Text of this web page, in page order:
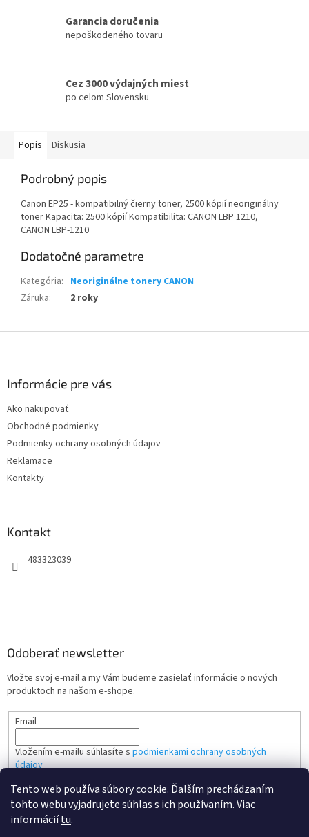
Tento web používa súbory cookie. Ďalším prechádzaním
tohto webu vyjadrujete súhlas s ich používaním. Viac
informáciítu.
Garancia doručenia
nepoškodeného tovaru
Cez 3000 výdajných miest
po celom Slovensku
Popis Diskusia
Podrobný popis
Canon EP25 - kompatibilný čierny toner, 2500 kópií neoriginálny
toner Kapacita: 2500 kópií Kompatibilita: CANON LBP 1210,
CANON LBP-1210
Dodatočné parametre
Kategória: Neoriginálne tonery CANON
Záruka: 2 roky
Informácie pre vás
Ako nakupovať
Obchodné podmienky
Podmienky ochrany osobných údajov
Reklamace
Kontakty
Kontakt
483323039
Odoberať newsletter
Vložte svoj e-mail a my Vám budeme zasielať informácie o nových
produktoch na našom e-shope.
Email
Vložením e-mailu súhlasíte s podmienkami ochrany osobných
údajov
PRIHLÁSIŤ SA